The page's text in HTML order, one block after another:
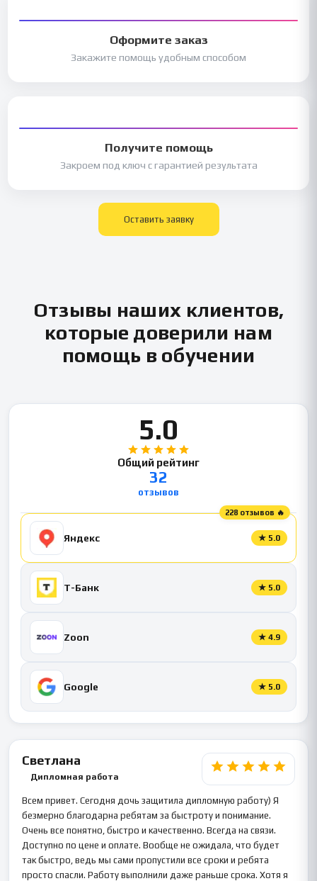
Оформите заказ
Закажите помощь удобным способом
Получите помощь
Закроем под ключ с гарантией результата
Оставить заявку
Отзывы наших клиентов,
которые доверили нам
помощь в обучении
5.0
Общий рейтинг
32
отзывов
228 отзывов 🔥
Яндекс ★ 5.0
Т-Банк ★ 5.0
Zoon ★ 4.9
Google ★ 5.0
Светлана
Дипломная работа
Всем привет. Сегодня дочь защитила дипломную работу) Я
безмерно благодарна ребятам за быстроту и понимание.
Очень все понятно, быстро и качественно. Всегда на связи.
Доступно по цене и оплате. Вообще не ожидала, что будет
так быстро, ведь мы сами пропустили все сроки и ребята
просто спасли. Работу выполнили даже раньше срока. Хотя я